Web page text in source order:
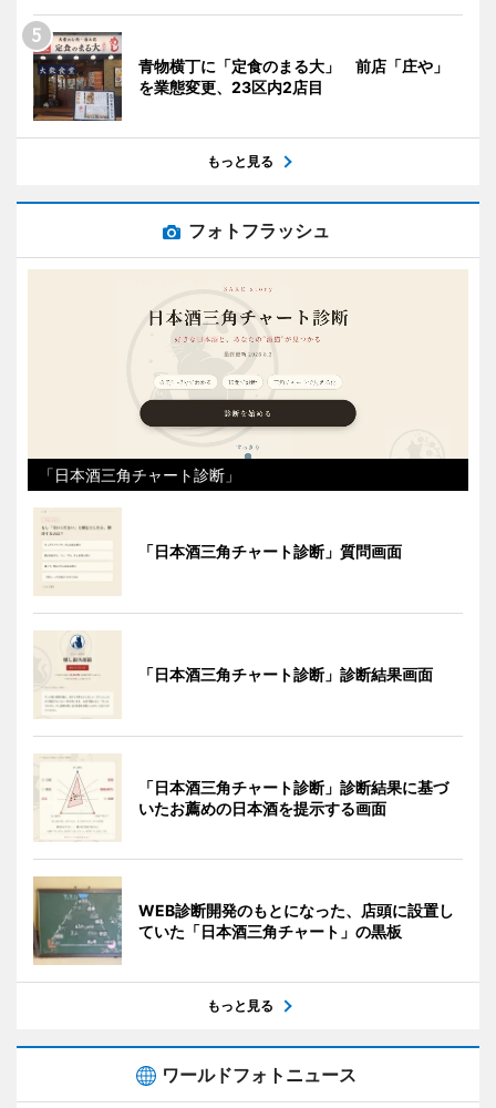
青物横丁に「定食のまる大」 前店「庄や」
を業態変更、23区内2店目
もっと見る
フォトフラッシュ
「日本酒三角チャート診断」
「日本酒三角チャート診断」質問画面
「日本酒三角チャート診断」診断結果画面
「日本酒三角チャート診断」診断結果に基づ
いたお薦めの日本酒を提示する画面
WEB診断開発のもとになった、店頭に設置し
ていた「日本酒三角チャート」の黒板
もっと見る
ワールドフォトニュース